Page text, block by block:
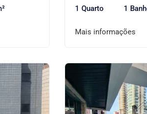
1 Quarto 1
Mais informações